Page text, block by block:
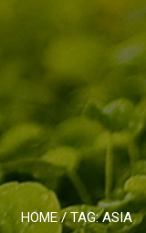
HOME/ TAG:ASIA